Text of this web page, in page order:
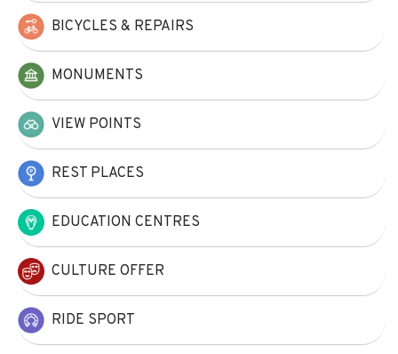
BICYCLES & REPAIRS
MONUMENTS
VIEW POINTS
REST PLACES
EDUCATION CENTRES
CULTURE OFFER
RIDE SPORT